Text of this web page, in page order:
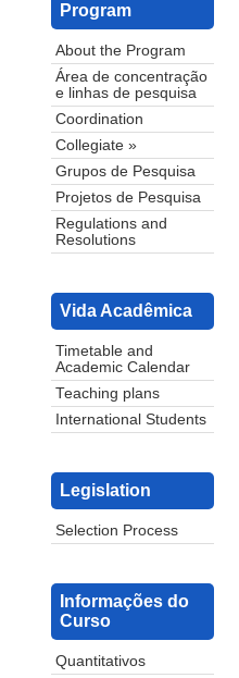
Program
About the Program
Área de concentração
e linhas de pesquisa
Coordination
Collegiate »
Grupos de Pesquisa
Projetos de Pesquisa
Regulations and
Resolutions
Vida Acadêmica
Timetable and
Academic Calendar
Teaching plans
International Students
Legislation
Selection Process
Informações do
Curso
Quantitativos